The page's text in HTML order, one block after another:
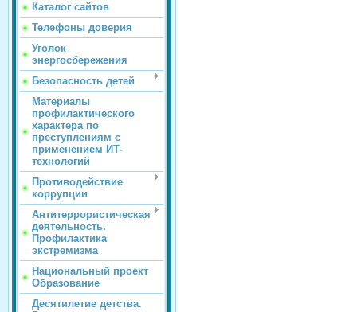
Каталог сайтов
Телефоны доверия
Уголок
энергосбережения
Безопасность детей
Материалы
профилактического
характера по
преступлениям с
применением ИТ-
технологий
Противодействие
коррупции
Антитеррористическая
деятельность.
Профилактика
экстремизма
Национальный проект
Образование
Десятилетие детства.